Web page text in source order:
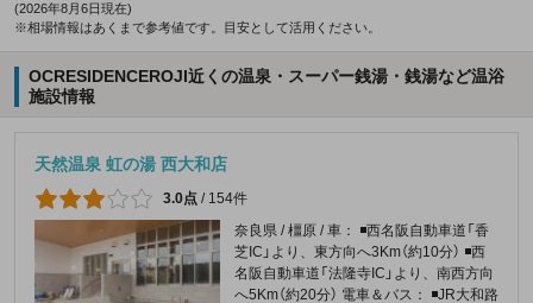
(2026年8月6日現在)
※相場情報はあくまで参考値です。目安として活用ください。
OCRESIDENCEROJI近くの温泉・スーパー銭湯・銭湯など温浴
施設情報
天然温泉 虹の湯 西大和店
3.0点 / 154件
奈良県 / 橿原 / 車： ◾️西名阪自動車道「香
芝IC」より、東方向へ3Km（約10分） ◾️西
名阪自動車道「法隆寺IC」より、南西方向
へ5Km（約20分） 電車＆バス： ◾️JR大和路